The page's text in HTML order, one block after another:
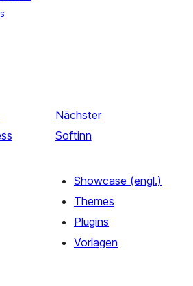
Nächster
Softinn
Showcase (engl.)
Themes
Plugins
Vorlagen